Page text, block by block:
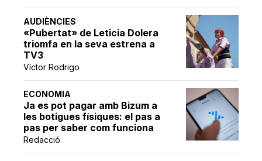
AUDIÈNCIES
«Pubertat» de Leticia Dolera
triomfa en la seva estrena a
TV3
Víctor Rodrigo
ECONOMIA
Ja es pot pagar amb Bizum a
les botigues físiques: el pas a
pas per saber com funciona
Redacció